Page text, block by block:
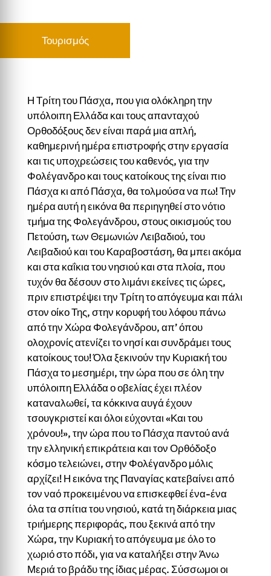
Τουρισμός
Η Τρίτη του Πάσχα, που για ολόκληρη την
υπόλοιπη Ελλάδα και τους απανταχού
Ορθοδόξους δεν είναι παρά μια απλή,
καθημερινή ημέρα επιστροφής στην εργασία
και τις υποχρεώσεις του καθενός, για την
Φολέγανδρο και τους κατοίκους της είναι πιο
Πάσχα κι από Πάσχα, θα τολμούσα να πω! Την
ημέρα αυτή η εικόνα θα περιηγηθεί στο νότιο
τμήμα της Φολεγάνδρου, στους οικισμούς του
Πετούση, των Θεμωνιών Λειβαδιού, του
Λειβαδιού και του Καραβοστάση, θα μπει ακόμα
και στα καΐκια του νησιού και στα πλοία, που
τυχόν θα δέσουν στο λιμάνι εκείνες τις ώρες,
πριν επιστρέψει την Τρίτη το απόγευμα και πάλι
στον οίκο Της, στην κορυφή του λόφου πάνω
από την Χώρα Φολεγάνδρου, απ’ όπου
ολοχρονίς ατενίζει το νησί και συνδράμει τους
κατοίκους του! Όλα ξεκινούν την Κυριακή του
Πάσχα το μεσημέρι, την ώρα που σε όλη την
υπόλοιπη Ελλάδα ο οβελίας έχει πλέον
καταναλωθεί, τα κόκκινα αυγά έχουν
τσουγκριστεί και όλοι εύχονται «Και του
χρόνου!», την ώρα που το Πάσχα παντού ανά
την ελληνική επικράτεια και τον Ορθόδοξο
κόσμο τελειώνει, στην Φολέγανδρο μόλις
αρχίζει! Η εικόνα της Παναγίας κατεβαίνει από
τον ναό προκειμένου να επισκεφθεί ένα-ένα
όλα τα σπίτια του νησιού, κατά τη διάρκεια μιας
τριήμερης περιφοράς, που ξεκινά από την
Χώρα, την Κυριακή το απόγευμα με όλο το
χωριό στο πόδι, για να καταλήξει στην Άνω
Μεριά το βράδυ της ίδιας μέρας. Σύσσωμοι οι